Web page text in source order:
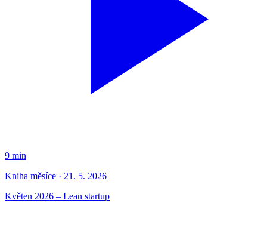
9 min
Kniha měsíce · 21. 5. 2026
Květen 2026 – Lean startup